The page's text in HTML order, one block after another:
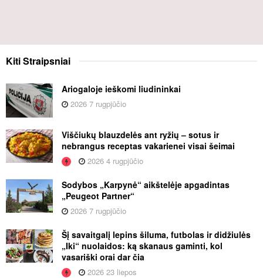
KitiStraipsniai
Ariogaloje ieškomi liudininkai
2026 7 rugpjūčio
Viščiukų blauzdelės ant ryžių – sotus ir
nebrangus receptas vakarienei visai šeimai
2026 4 rugpjūčio
Sodybos „Karpynė“ aikštelėje apgadintas
„Peugeot Partner“
2026 7 rugpjūčio
Šį savaitgalį lepins šiluma, futbolas ir didžiulės
„Iki“ nuolaidos: ką skanaus gaminti, kol
vasariški orai dar čia
2026 23 liepos